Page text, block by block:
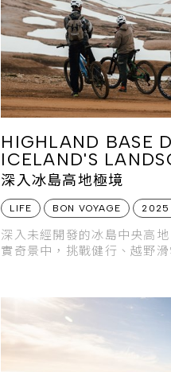
HIGHLAND BASE
ICELAND'S
深入冰島高地極境
LIFE BON VOYAGE 2025
深入未經開發的冰島中央高
實奇景中，挑戰健行、越野